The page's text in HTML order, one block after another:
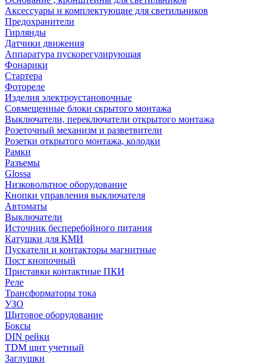
Аксессуары и комплектующие для светильников
Предохранители
Гирлянды
Датчики движения
Аппаратура пускорегулирующая
Фонарики
Стартера
Фотореле
Изделия электроустановочные
Совмещенные блоки скрытого монтажа
Выключатели, переключатели открытого монтажа
Розеточный механизм и разветвители
Розетки открытого монтажа, колодки
Рамки
Разъемы
Glossa
Низковольтное оборудование
Кнопки управления выключателя
Автоматы
Выключатели
Источник бесперебойного питания
Катушки для КМИ
Пускатели и контакторы магнитные
Пост кнопочный
Приставки контактные ПКИ
Реле
Трансформаторы тока
УЗО
Щитовое оборудование
Боксы
DIN рейки
TDM щит учетный
Заглушки